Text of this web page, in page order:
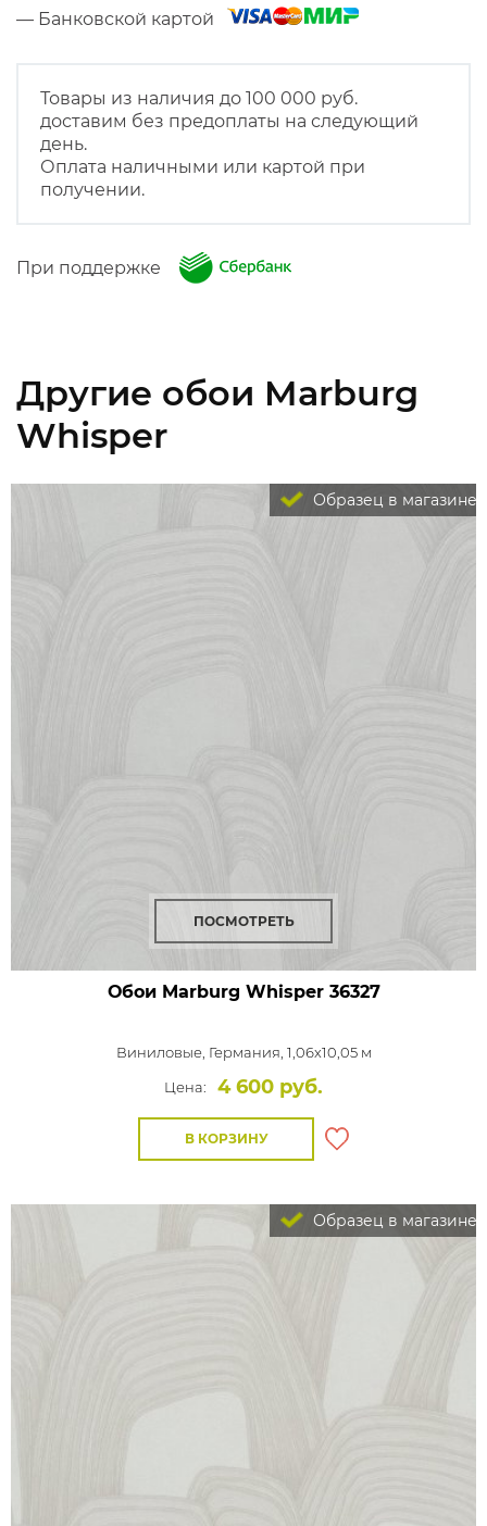
— Банковской картой
Товары из наличия до 100 000 руб.
доставим без предоплаты на следующий
день.
Оплата наличными или картой при
получении.
При поддержке
Другие обои Marburg
Whisper
Образец в магазине
ПОСМОТРЕТЬ
Обои Marburg Whisper36327
Виниловые, Германия, 1,06x10,05 м
Цена:
4 600 руб.
В КОРЗИНУ
Образец в магазине